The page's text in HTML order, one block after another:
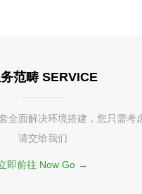
范畴 SERVICE
全面解决环境搭建，您只需考
请交给我们
即前往 Now Go →